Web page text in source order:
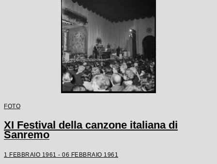
FOTO
XI Festival della canzone italiana di
Sanremo
1 FEBBRAIO 1961 - 06 FEBBRAIO 1961